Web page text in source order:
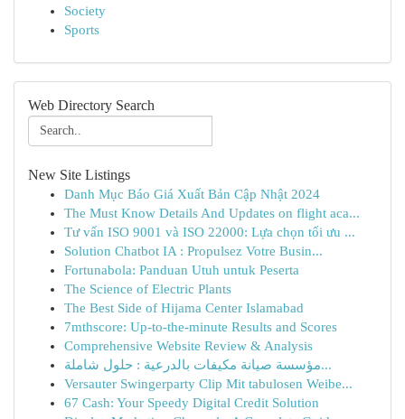
Society
Sports
Web Directory Search
New Site Listings
Danh Mục Báo Giá Xuất Bản Cập Nhật 2024
The Must Know Details And Updates on flight aca...
Tư vấn ISO 9001 và ISO 22000: Lựa chọn tối ưu ...
Solution Chatbot IA : Propulsez Votre Busin...
Fortunabola: Panduan Utuh untuk Peserta
The Science of Electric Plants
The Best Side of Hijama Center Islamabad
7mthscore: Up-to-the-minute Results and Scores
Comprehensive Website Review & Analysis
مؤسسة صيانة مكيفات بالدرعية : حلول شاملة...
Versauter Swingerparty Clip Mit tabulosen Weibe...
67 Cash: Your Speedy Digital Credit Solution